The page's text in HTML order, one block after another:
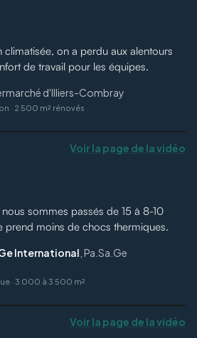
climatisée, on a perdu aux alentours
de travail pour les équipes.
d'Illiers-Combray
· 2 500 m² rénovés
Voir la page de la vidéo
sommes passés de 15 à 8-10
prend moins de chocs thermiques.
International Pa.Sa.Ge
· 3 000 à 3 500 m²
Voir la page de la vidéo